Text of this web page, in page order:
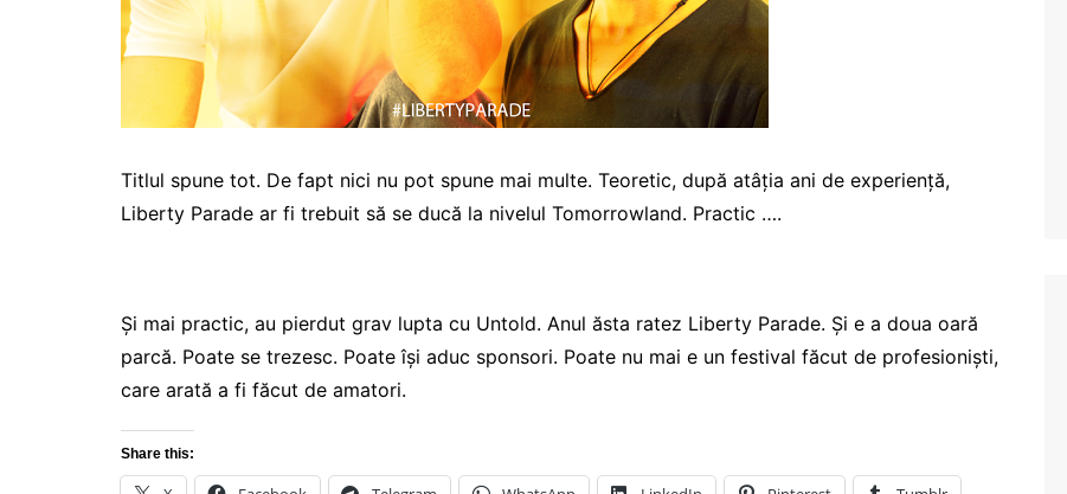
Titlul spune tot. De fapt nici nu pot spune mai multe. Teoretic, după atâția ani de experiență,
Liberty Parade ar fi trebuit să se ducă la nivelul Tomorrowland. Practic ….
Și mai practic, au pierdut grav lupta cu Untold. Anul ăsta ratez Liberty Parade. Și e a doua oară
parcă. Poate se trezesc. Poate își aduc sponsori. Poate nu mai e un festival făcut de profesioniști,
care arată a fi făcut de amatori.
Share this: